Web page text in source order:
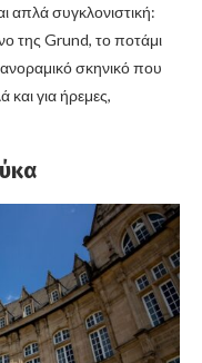
απλά συγκλονιστική:
της Grund, το ποτάμι
σκηνικό που
και για ήρεμες,